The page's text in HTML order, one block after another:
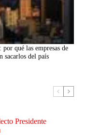
qué las empresas de
sacarlos del país
Presidente